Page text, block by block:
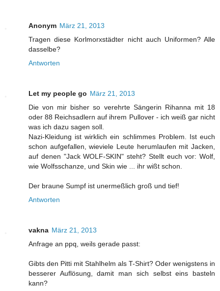
Anonym März 21, 2013
Tragen diese Korlmorxstädter nicht auch Uniformen? Alle
dasselbe?
Antworten
Let my people go März 21, 2013
Die von mir bisher so verehrte Sängerin Rihanna mit 18
oder 88 Reichsadlern auf ihrem Pullover - ich weiß gar nicht
was ich dazu sagen soll.
Nazi-Kleidung ist wirklich ein schlimmes Problem. Ist euch
schon aufgefallen, wieviele Leute herumlaufen mit Jacken,
auf denen "Jack WOLF-SKIN" steht? Stellt euch vor: Wolf,
wie Wolfsschanze, und Skin wie ... ihr wißt schon.
Der braune Sumpf ist unermeßlich groß und tief!
Antworten
vakna März 21, 2013
Anfrage an ppq, weils gerade passt:
Gibts den Pitti mit Stahlhelm als T-Shirt? Oder wenigstens in
besserer Auflösung, damit man sich selbst eins basteln
kann?